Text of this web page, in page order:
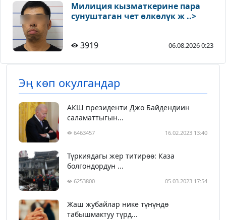
Милиция кызматкерине пара
сунуштаган чет өлкөлүк ж ..>
3919 06.08.2026 0:23
Эң көп окулгандар
АКШ президенти Джо Байдендиин
саламаттыгын...
6463457 16.02.2023 13:40
Түркиядагы жер титирөө: Каза
болгондордун ...
6253800 05.03.2023 17:54
Жаш жубайлар нике түнүндө
табышмактуу түрд...